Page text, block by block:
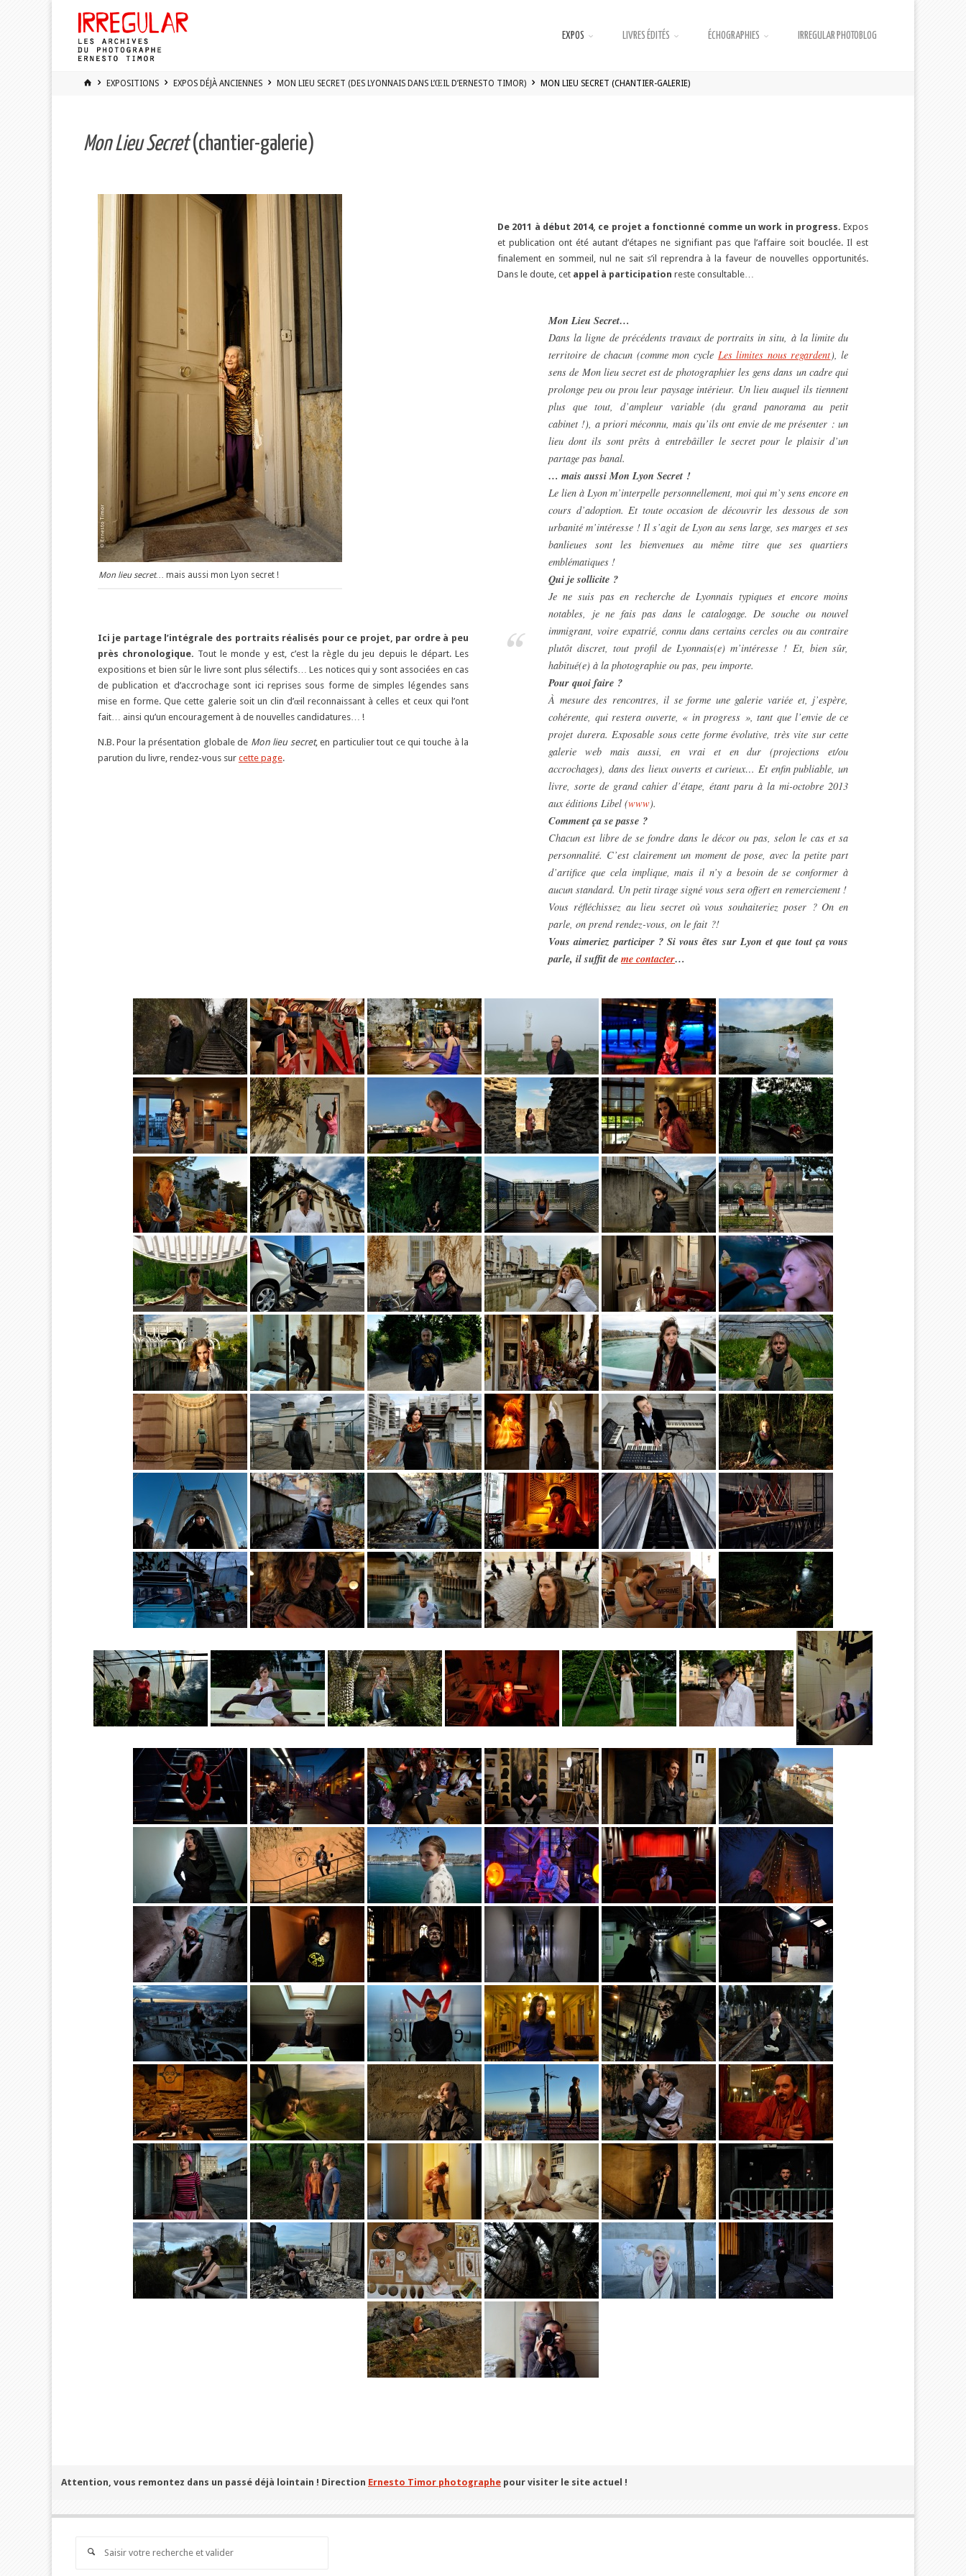
EXPOS LIVRES ÉDITÉS ÉCHOGRAPHIES IRREGULAR PHOTOBLOG
HOMEEXPOSITIONS EXPOS DÉJÀ ANCIENNES MON LIEU SECRET (DES LYONNAIS DANS L’ŒIL D’ERNESTO TIMOR) MON LIEU SECRET (CHANTIER-GALERIE)
Mon Lieu Secret(chantier-galerie)
Mon lieu secret… mais aussi mon Lyon secret !
Ici je partage l’intégrale des portraits réalisés pour ce projet, par ordre à peu
près chronologique. Tout le monde y est, c’est la règle du jeu depuis le départ. Les
expositions et bien sûr le livre sont plus sélectifs… Les notices qui y sont associées en cas
de publication et d’accrochage sont ici reprises sous forme de simples légendes sans
mise en forme. Que cette galerie soit un clin d’œil reconnaissant à celles et ceux qui l’ont
fait… ainsi qu’un encouragement à de nouvelles candidatures… !
N.B. Pour la présentation globale de Mon lieu secret, en particulier tout ce qui touche à la
parution du livre, rendez-vous sur cette page.
De 2011 à début 2014, ce projet a fonctionné comme un work in progress.Expos
et publication ont été autant d’étapes ne signifiant pas que l’affaire soit bouclée. Il est
finalement en sommeil, nul ne sait s’il reprendra à la faveur de nouvelles opportunités.
Dans le doute, cet appel à participation reste consultable…
Mon Lieu Secret…
Dans la ligne de précédents travaux de portraits in situ, à la limite du
territoire de chacun (comme mon cycle Les limites nous regardent), le
sens de Mon lieu secret est de photographier les gens dans un cadre qui
prolonge peu ou prou leur paysage intérieur. Un lieu auquel ils tiennent
plus que tout, d’ampleur variable (du grand panorama au petit
cabinet !), a priori méconnu, mais qu’ils ont envie de me présenter : un
lieu dont ils sont prêts à entrebâiller le secret pour le plaisir d’un
partage pas banal.
… mais aussi Mon Lyon Secret !
Le lien à Lyon m’interpelle personnellement, moi qui m’y sens encore en
cours d’adoption. Et toute occasion de découvrir les dessous de son
urbanité m’intéresse ! Il s’agit de Lyon au sens large, ses marges et ses
banlieues sont les bienvenues au même titre que ses quartiers
emblématiques !
Qui je sollicite ?
Je ne suis pas en recherche de Lyonnais typiques et encore moins
notables, je ne fais pas dans le catalogage. De souche ou nouvel
immigrant, voire expatrié, connu dans certains cercles ou au contraire
plutôt discret, tout profil de Lyonnais(e) m’intéresse ! Et, bien sûr,
habitué(e) à la photographie ou pas, peu importe.
Pour quoi faire ?
À mesure des rencontres, il se forme une galerie variée et, j’espère,
cohérente, qui restera ouverte, « in progress », tant que l’envie de ce
projet durera. Exposable sous cette forme évolutive, très vite sur cette
galerie web mais aussi, en vrai et en dur (projections et/ou
accrochages), dans des lieux ouverts et curieux… Et enfin publiable, un
livre, sorte de grand cahier d’étape, étant paru à la mi-octobre 2013
aux éditions Libel (www).
Comment ça se passe ?
Chacun est libre de se fondre dans le décor ou pas, selon le cas et sa
personnalité. C’est clairement un moment de pose, avec la petite part
d’artifice que cela implique, mais il n’y a besoin de se conformer à
aucun standard. Un petit tirage signé vous sera offert en remerciement !
Vous réfléchissez au lieu secret où vous souhaiteriez poser ? On en
parle, on prend rendez-vous, on le fait ?!
Vous aimeriez participer ? Si vous êtes sur Lyon et que tout ça vous
parle, il suffit deme contacter…
Attention, vous remontez dans un passé déjà lointain ! Direction Ernesto Timor photographe pour visiter le site actuel !